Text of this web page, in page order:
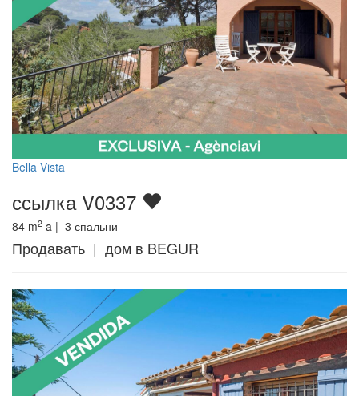
Bella Vista
ссылка V0337
84 m2 a | 3 спальни
Продавать | дом в BEGUR